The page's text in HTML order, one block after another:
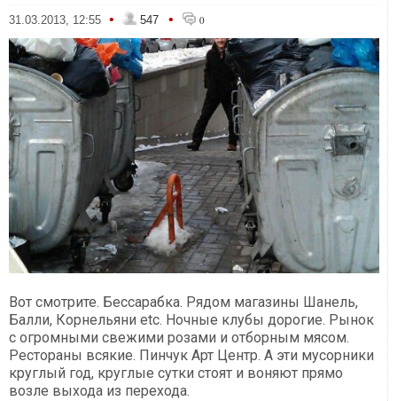
31.03.2013, 12:55 • 547 • 0
Вот смотрите. Бессарабка. Рядом магазины Шанель,
Балли, Корнельяни etc. Ночные клубы дорогие. Рынок
с огромными свежими розами и отборным мясом.
Рестораны всякие. Пинчук Арт Центр. А эти мусорники
круглый год, круглые сутки стоят и воняют прямо
возле выхода из перехода.